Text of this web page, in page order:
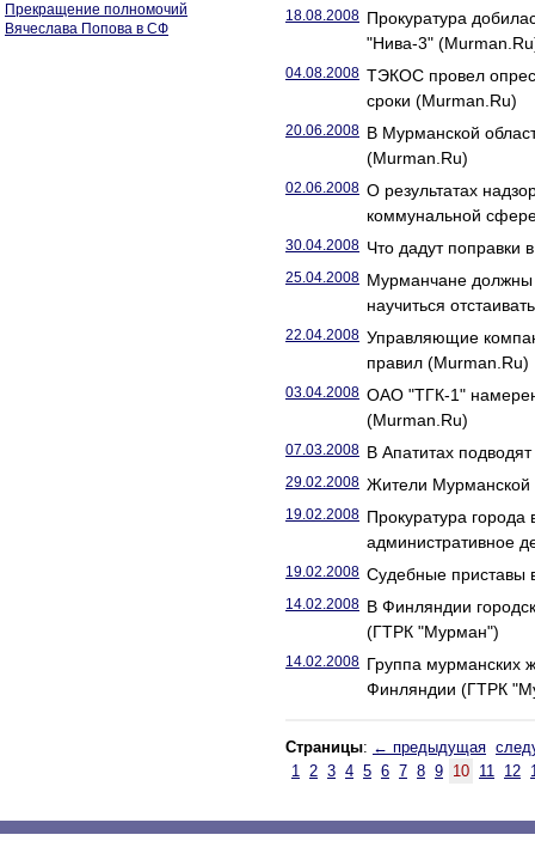
Прекращение полномочий
Вячеслава Попова в СФ
18.08.2008 Прокуратура
"Нива-3"
04.08.2008 ТЭКОС провел
сроки (Murman.Ru)
20.06.2008 В Мурманской
(Murman.Ru)
02.06.2008 О результатах
коммунальной
30.04.2008 Что дадут
25.04.2008 Мурманчане
научиться
22.04.2008 Управляющие
правил (Murman.Ru)
03.04.2008 ОАО "ТГК-1"
(Murman.Ru)
07.03.2008 В Апатитах
29.02.2008 Жители Мурманской
19.02.2008 Прокуратура
административное
19.02.2008 Судебные приставы
14.02.2008 В Финляндии
(ГТРК "Мурман")
14.02.2008 Группа мурманских
Финляндии (ГТРК
Страницы: ← предыдущая
1 2 3 4 5 6 7 8 9 10 11 12